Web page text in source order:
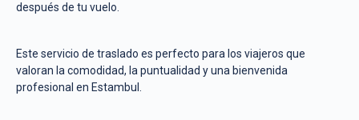
después de tu vuelo.
Este servicio de traslado es perfecto para los viajeros que
valoran la comodidad, la puntualidad y una bienvenida
profesional en Estambul.